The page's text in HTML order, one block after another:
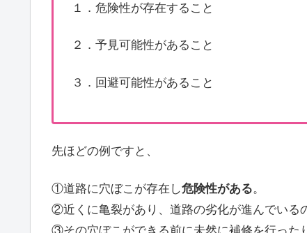
１．危険性が存在すること
２．予見可能性があること
３．回避可能性があること
先ほどの例ですと、
①道路に穴ぼこが存在し危険性がある。
②近くに亀裂があり、道路の劣化が進んでいる
③その穴ぼこができる前に未然に補修を行った